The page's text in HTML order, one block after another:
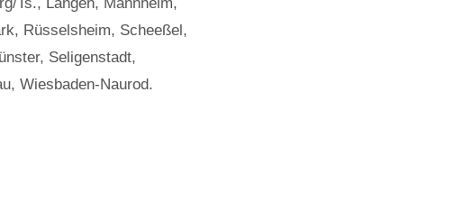
Rüsselsheim, Scheeßel,
Seligenstadt,
Wiesbaden-Naurod.